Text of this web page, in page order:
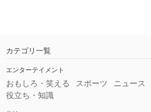
カテゴリ一覧
エンターテイメント
おもしろ・笑える スポーツ ニュース
役立ち・知識